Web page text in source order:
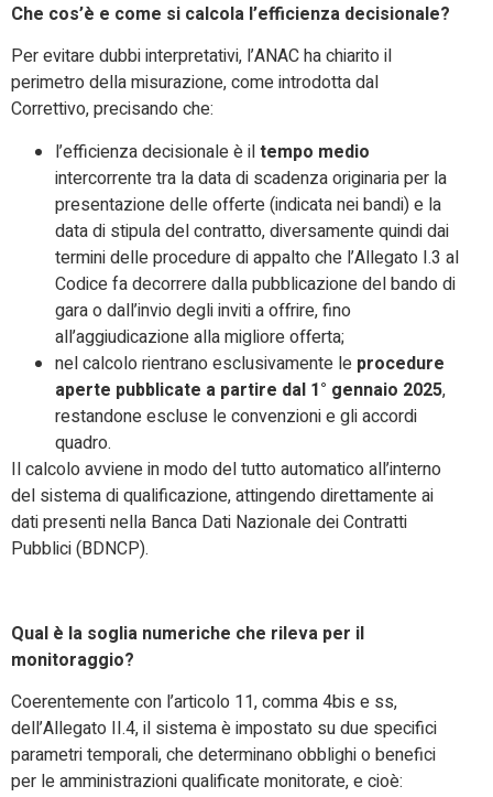
Che cos’è e come si calcola l’efficienza decisionale?
Per evitare dubbi interpretativi, l’ANAC ha chiarito il
perimetro della misurazione, come introdotta dal
Correttivo, precisando che:
l’efficienza decisionale è iltempo medio
intercorrente tra la data di scadenza originaria per la
presentazione delle offerte (indicata nei bandi) e la
data di stipula del contratto, diversamente quindi dai
termini delle procedure di appaltoche l’Allegato I.3 al
Codice fa decorrere dalla pubblicazione del bando di
gara o dall’invio degli inviti a offrire, fino
all’aggiudicazione alla migliore offerta;
nel calcolo rientrano esclusivamente le procedure
aperte pubblicate a partire dal 1° gennaio 2025,
restandone escluse le convenzioni e gli accordi
quadro.
Il calcolo avviene in modo del tutto automatico all’interno
del sistema di qualificazione, attingendo direttamente ai
dati presenti nella Banca Dati Nazionale dei Contratti
Pubblici (BDNCP).
Qual è la soglia numeriche che rileva per il
monitoraggio?
Coerentemente con l’articolo 11, comma 4bis e ss,
dell’Allegato II.4, il sistema è impostato su due specifici
parametri temporali, che determinano obblighi o benefici
per le amministrazioni qualificate monitorate, e cioè: